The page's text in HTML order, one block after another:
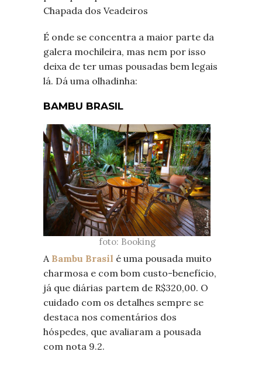
Chapada dos Veadeiros
É onde se concentra a maior parte da
galera mochileira, mas nem por isso
deixa de ter umas pousadas bem legais
lá. Dá uma olhadinha:
BAMBU BRASIL
foto: Booking
A Bambu Brasil é uma pousada muito
charmosa e com bom custo-benefício,
já que diárias partem de R$320,00. O
cuidado com os detalhes sempre se
destaca nos comentários dos
hóspedes, que avaliaram a pousada
com nota 9.2.